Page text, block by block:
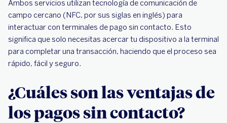
Ambos servicios utilizan tecnología de comunicación de
campo cercano (NFC, por sus siglas en inglés) para
interactuar con terminales de pago sin contacto. Esto
significa que solo necesitas acercar tu dispositivo a la terminal
para completar una transacción, haciendo que el proceso sea
rápido, fácil y seguro.
¿Cuáles son las ventajas de
los pagos sin contacto?